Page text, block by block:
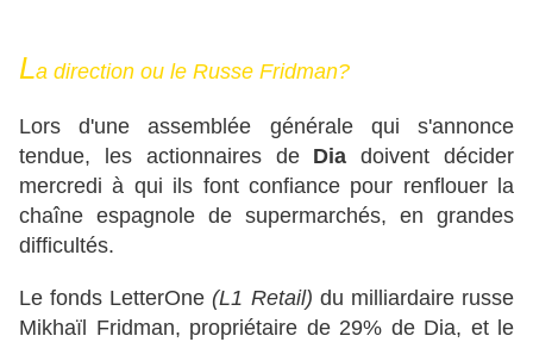
La direction ou le Russe Fridman?
Lors d'une assemblée générale qui s'annonce
tendue, les actionnaires de Dia doivent décider
mercredi à qui ils font confiance pour renflouer la
chaîne espagnole de supermarchés, en grandes
difficultés.
Le fonds LetterOne(L1 Retail) du milliardaire russe
Mikhaïl Fridman, propriétaire de 29% de Dia, et le